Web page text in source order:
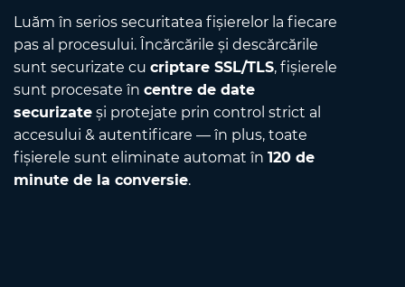
Luăm în serios securitatea fișierelor la fiecare
pas al procesului. Încărcările și descărcările
sunt securizate cu criptare SSL/TLS, fișierele
sunt procesate în centre de date
securizate și protejate prin control strict al
accesului & autentificare — în plus, toate
fișierele sunt eliminate automat în 120 de
minute de la conversie.